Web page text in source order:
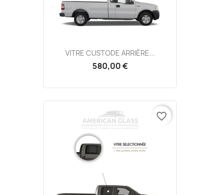
VITRE CUSTODE ARRIÈRE...
580,00 €
favorite_border